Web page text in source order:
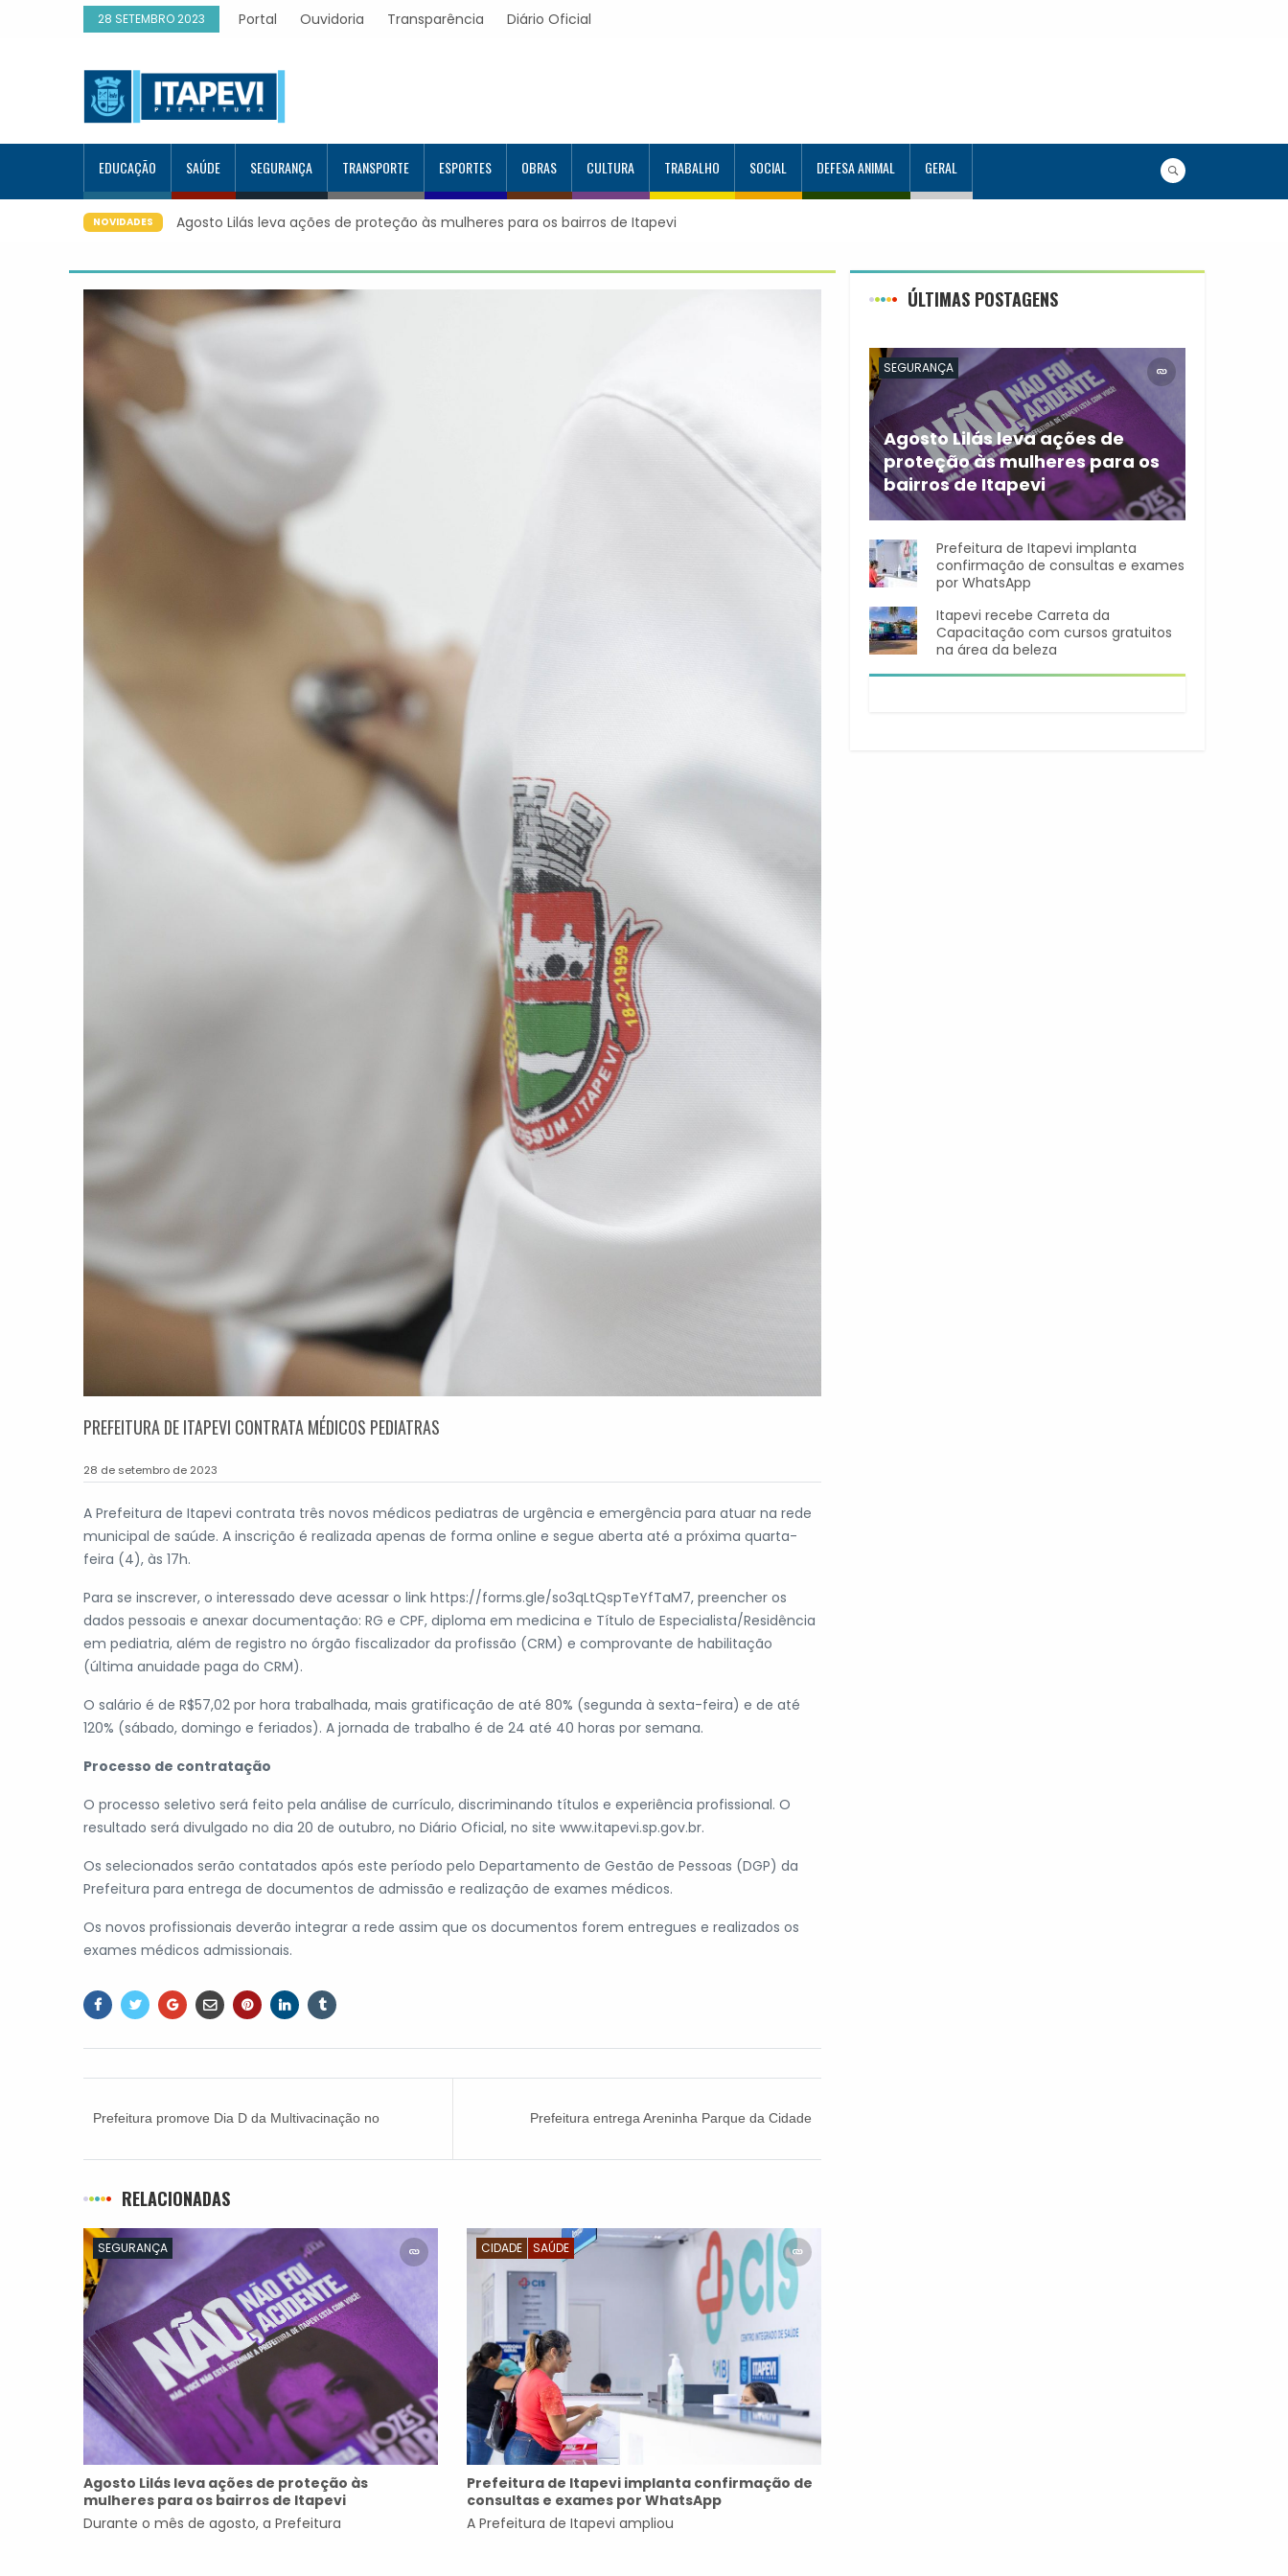
28 SETEMBRO 2023 Portal Ouvidoria Transparência Diário Oficial
EDUCAÇÃO SAÚDE SEGURANÇA TRANSPORTE ESPORTES OBRAS CULTURA TRABALHO SOCIAL DEFESA ANIMAL GERAL
NOVIDADES
para os bairros de ItapeviPrefeitura de Itapevi implanta confirmação de consultas e exames por
PREFEITURA DE ITAPEVI CONTRATA MÉDICOS PEDIATRAS
28 de setembro de 2023
A Prefeitura de Itapevi contrata três novos médicos pediatras de urgência e emergência para atuar na rede
municipal de saúde. A inscrição é realizada apenas de forma online e segue aberta até a próxima quarta-
feira (4), às 17h.
Para se inscrever, o interessado deve acessar o link https://forms.gle/so3qLtQspTeYfTaM7, preencher os
dados pessoais e anexar documentação: RG e CPF, diploma em medicina e Título de Especialista/Residência
em pediatria, além de registro no órgão fiscalizador da profissão (CRM) e comprovante de habilitação
(última anuidade paga do CRM).
O salário é de R$57,02 por hora trabalhada, mais gratificação de até 80% (segunda à sexta-feira) e de até
120% (sábado, domingo e feriados). A jornada de trabalho é de 24 até 40 horas por semana.
Processo de contratação
O processo seletivo será feito pela análise de currículo, discriminando títulos e experiência profissional. O
resultado será divulgado no dia 20 de outubro, no Diário Oficial, no site www.itapevi.sp.gov.br.
Os selecionados serão contatados após este período pelo Departamento de Gestão de Pessoas (DGP) da
Prefeitura para entrega de documentos de admissão e realização de exames médicos.
Os novos profissionais deverão integrar a rede assim que os documentos forem entregues e realizados os
exames médicos admissionais.
Prefeitura promove Dia D da Multivacinação no
Prefeitura entrega Areninha Parque da Cidade
RELACIONADAS
SEGURANÇA
Agosto Lilás leva ações de proteção às
mulheres para os bairros de Itapevi
Durante o mês de agosto, a Prefeitura
CIDADE SAÚDE
Prefeitura de Itapevi implanta confirmação de
consultas e exames por WhatsApp
A Prefeitura de Itapevi ampliou
ÚLTIMAS POSTAGENS
SEGURANÇA
Agosto Lilás leva ações de
proteção às mulheres para os
bairros de Itapevi
Durante o mês de agosto,
Prefeitura de Itapevi implanta
confirmação de consultas e exames
por WhatsApp
Itapevi recebe Carreta da
Capacitação com cursos gratuitos
na área da beleza